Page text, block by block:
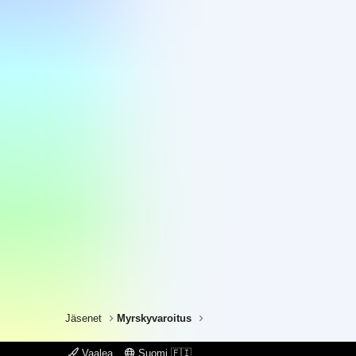
Jäsenet Myrskyvaroitus
Vaalea Suomi 🇫🇮